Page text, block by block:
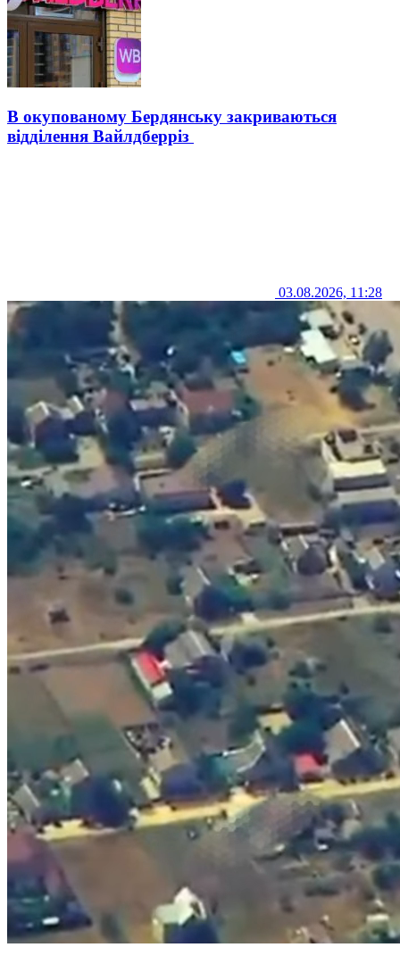
В окупованому Бердянську закриваються
відділення Вайлдберріз
03.08.2026, 11:28